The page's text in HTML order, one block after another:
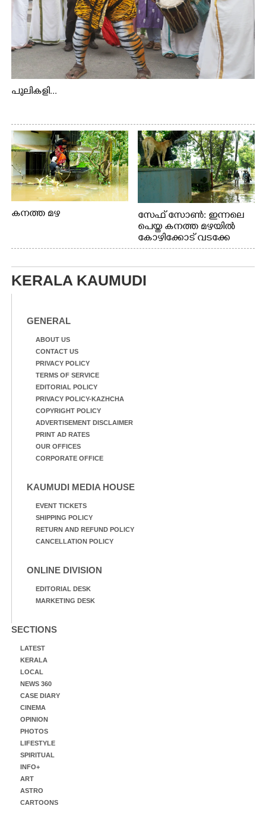
പുലികളി...
കനത്ത മഴ
സേഫ് സോൺ: ഇന്നലെ
പെയ്ത കനത്ത മഴയിൽ
കോഴിക്കോട് വടക്കേ
വയലിൽ വെള്ളം
വെള്ളത്തിലൂടെ
KERALA KAUMUDI
GENERAL
ABOUT US
CONTACT US
PRIVACY POLICY
TERMS OF SERVICE
EDITORIAL POLICY
PRIVACY POLICY-KAZHCHA
COPYRIGHT POLICY
ADVERTISEMENT DISCLAIMER
PRINT AD RATES
OUR OFFICES
CORPORATE OFFICE
KAUMUDI MEDIA HOUSE
EVENT TICKETS
SHIPPING POLICY
RETURN AND REFUND POLICY
CANCELLATION POLICY
ONLINE DIVISION
EDITORIAL DESK
MARKETING DESK
SECTIONS
LATEST
KERALA
LOCAL
NEWS 360
CASE DIARY
CINEMA
OPINION
PHOTOS
LIFESTYLE
SPIRITUAL
INFO+
ART
ASTRO
CARTOONS